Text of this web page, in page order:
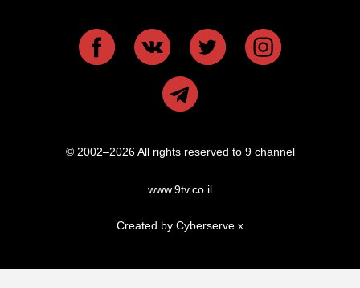
© 2002–2026 All rights reserved to 9 channel
www.9tv.co.il
Created by Cyberserve x